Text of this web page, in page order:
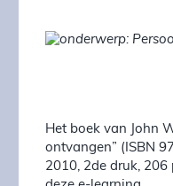
Het boek van John
ontvangen” (ISBN
2010, 2de druk, 206